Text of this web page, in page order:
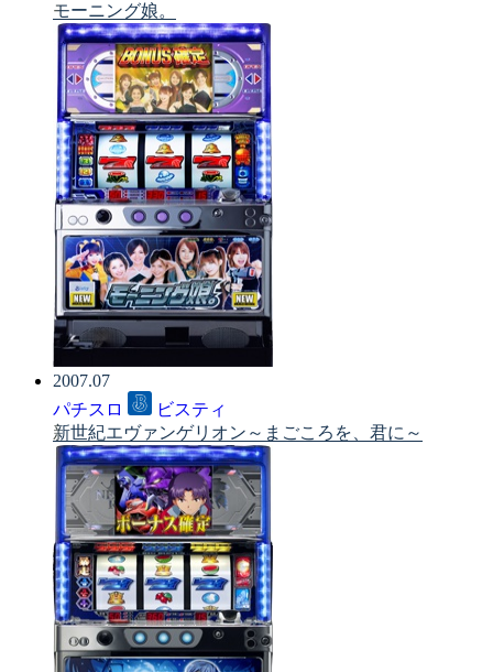
モーニング娘。
2007.07
パチスロ
ビスティ
新世紀エヴァンゲリオン～まごころを、君に～